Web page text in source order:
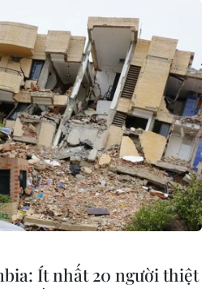
Ít nhất 20 người thiệt